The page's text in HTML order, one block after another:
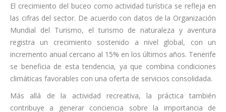
El crecimiento del buceo como actividad turística se refleja en
las cifras del sector. De acuerdo con datos de la Organización
Mundial del Turismo, el turismo de naturaleza y aventura
registra un crecimiento sostenido a nivel global, con un
incremento anual cercano al 15% en los últimos años. Tenerife
se beneficia de esta tendencia, ya que combina condiciones
climáticas favorables con una oferta de servicios consolidada.
Más allá de la actividad recreativa, la práctica también
contribuye a generar conciencia sobre la importancia de